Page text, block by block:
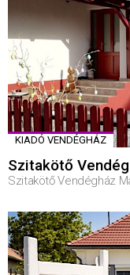
KIADÓ VENDÉGHÁZ
Szitakötő
Szitakötő Vendégház